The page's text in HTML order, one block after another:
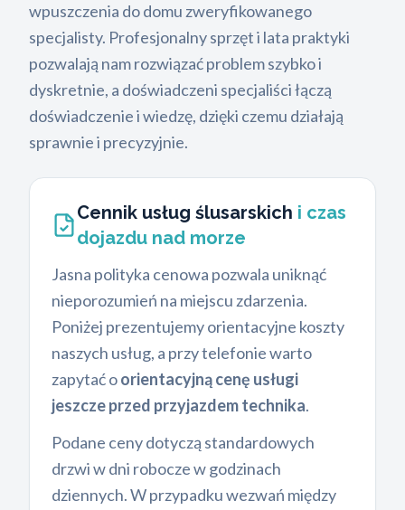
wpuszczenia do domu zweryfikowanego
specjalisty. Profesjonalny sprzęt i lata praktyki
pozwalają nam rozwiązać problem szybko i
dyskretnie, a doświadczeni specjaliści łączą
doświadczenie i wiedzę, dzięki czemu działają
sprawnie i precyzyjnie.
Cennik usług ślusarskich i czas
dojazdu nad morze
Jasna polityka cenowa pozwala uniknąć
nieporozumień na miejscu zdarzenia.
Poniżej prezentujemy orientacyjne koszty
naszych usług, a przy telefonie warto
zapytać oorientacyjną cenę usługi
jeszcze przed przyjazdem technika.
Podane ceny dotyczą standardowych
drzwi w dni robocze w godzinach
dziennych. W przypadku wezwań między